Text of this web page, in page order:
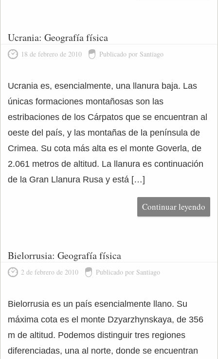
Ucrania: Geografía física
18 de febrero de 2010 Publicado por Santiago
Ucrania es, esencialmente, una llanura baja. Las
únicas formaciones montañosas son las
estribaciones de los Cárpatos que se encuentran al
oeste del país, y las montañas de la península de
Crimea. Su cota más alta es el monte Goverla, de
2.061 metros de altitud. La llanura es continuación
de la Gran Llanura Rusa y está […]
Continuar leyendo
Bielorrusia: Geografía física
2 de febrero de 2010 Publicado por Santiago
Bielorrusia es un país esencialmente llano. Su
máxima cota es el monte Dzyarzhynskaya, de 356
m de altitud. Podemos distinguir tres regiones
diferenciadas, una al norte, donde se encuentran